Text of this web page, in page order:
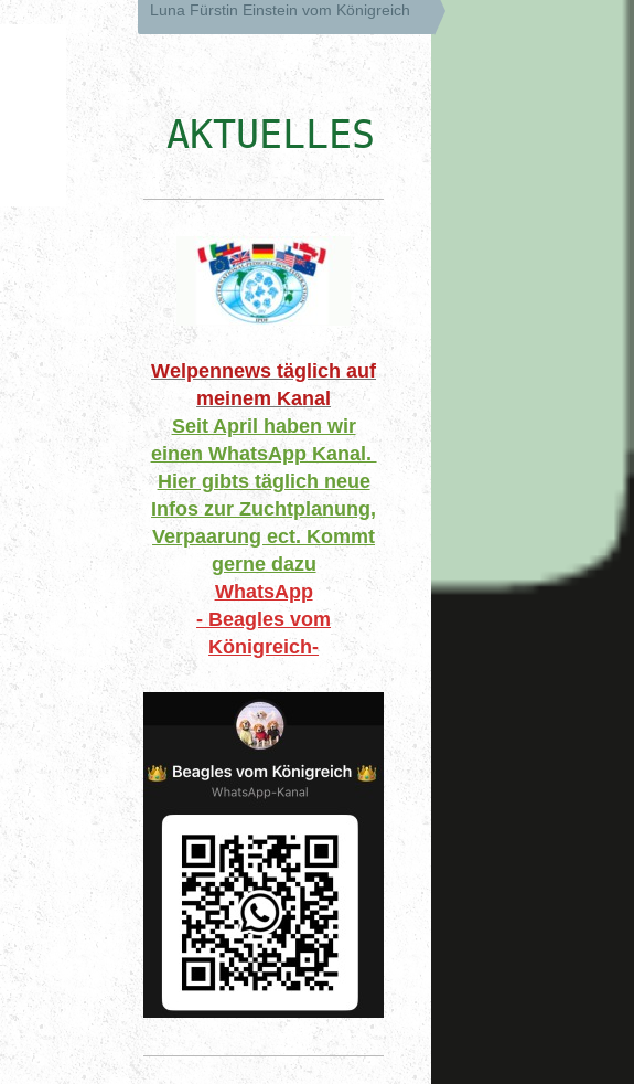
Luna Fürstin Einstein vom Königreich
AKTUELLES
Welpennews täglich auf
meinem Kanal
Seit April haben wir
einen WhatsApp Kanal.
Hier gibts täglich neue
Infos zur Zuchtplanung,
Verpaarung ect. Kommt
gerne dazu
WhatsApp
- Beagles vom
Königreich-